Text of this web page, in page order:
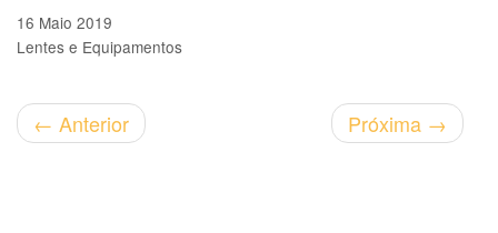
16 Maio 2019
Lentes e Equipamentos
← Anterior Próxima →